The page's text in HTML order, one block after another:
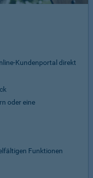
Kundenportal direkt
oder eine
Funktionen